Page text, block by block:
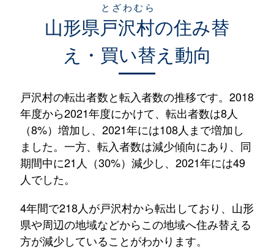
山形県戸沢村
とざわむら
の住み替
え・買い替え動向
戸沢村の転出者数と転入者数の推移です。2018
年度から2021年度にかけて、転出者数は8人
（8%）増加し、2021年には108人まで増加し
ました。一方、転入者数は減少傾向にあり、同
期間中に21人（30%）減少し、2021年には49
人でした。
4年間で218人が戸沢村から転出しており、山形
県や周辺の地域などからこの地域へ住み替える
方が減少していることがわかります。